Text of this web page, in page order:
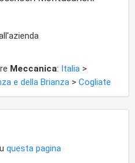
Meccanica: Italia >
e della Brianza > Cogliate
questa pagina